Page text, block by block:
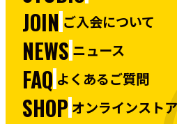
JOIN ご入会について
NEWS ニュース
FAQ よくあるご質問
SHOP オンラインストア